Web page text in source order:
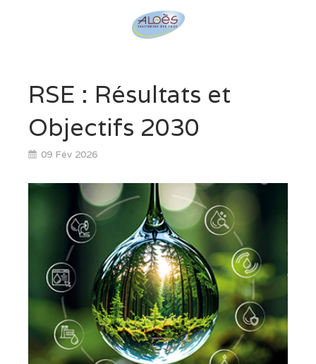
RSE : Résultats et
Objectifs 2030
09 Fév 2026